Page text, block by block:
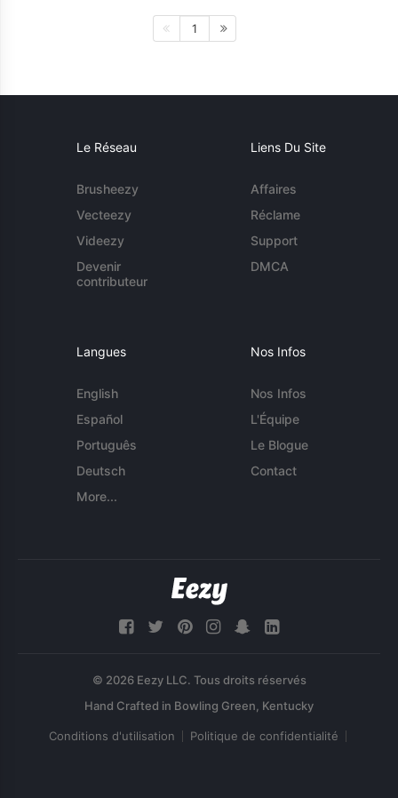
1
Le Réseau
Brusheezy
Vecteezy
Videezy
Devenir
contributeur
Liens Du Site
Affaires
Réclame
Support
DMCA
Langues
English
Español
Português
Deutsch
More...
Nos Infos
Nos Infos
L'Équipe
Le Blogue
Contact
© 2026 Eezy LLC. Tous droits réservés
Conditions d'utilisation Politique de confidentialité